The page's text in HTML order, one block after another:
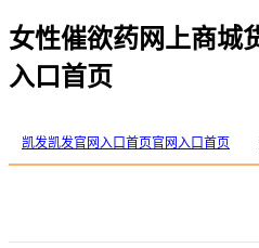
女性催欲药网上商城
入口首页
凯发凯发官网入口首页官网入口首页